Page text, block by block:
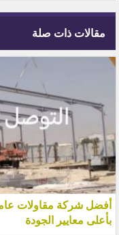
مقالات ذات صلة
أفضل شركة مقاولات
بأعلى معايير الجودة